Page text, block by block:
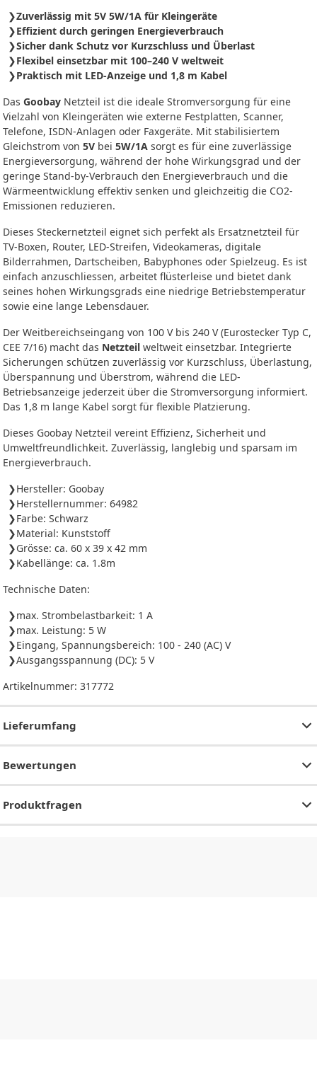
Zuverlässig mit 5V 5W/1A für Kleingeräte
Effizient durch geringen Energieverbrauch
Sicher dank Schutz vor Kurzschluss und Überlast
Flexibel einsetzbar mit 100–240 V weltweit
Praktisch mit LED-Anzeige und 1,8 m Kabel
Das Goobay Netzteil ist die ideale Stromversorgung für eine
Vielzahl von Kleingeräten wie externe Festplatten, Scanner,
Telefone, ISDN-Anlagen oder Faxgeräte. Mit stabilisiertem
Gleichstrom von 5V bei 5W/1A sorgt es für eine zuverlässige
Energieversorgung, während der hohe Wirkungsgrad und der
geringe Stand-by-Verbrauch den Energieverbrauch und die
Wärmeentwicklung effektiv senken und gleichzeitig die CO2-
Emissionen reduzieren.
Dieses Steckernetzteil eignet sich perfekt als Ersatznetzteil für
TV-Boxen, Router, LED-Streifen, Videokameras, digitale
Bilderrahmen, Dartscheiben, Babyphones oder Spielzeug. Es ist
einfach anzuschliessen, arbeitet flüsterleise und bietet dank
seines hohen Wirkungsgrads eine niedrige Betriebstemperatur
sowie eine lange Lebensdauer.
Der Weitbereichseingang von 100 V bis 240 V (Eurostecker Typ C,
CEE 7/16) macht das Netzteil weltweit einsetzbar. Integrierte
Sicherungen schützen zuverlässig vor Kurzschluss, Überlastung,
Überspannung und Überstrom, während die LED-
Betriebsanzeige jederzeit über die Stromversorgung informiert.
Das 1,8 m lange Kabel sorgt für flexible Platzierung.
Dieses Goobay Netzteil vereint Effizienz, Sicherheit und
Umweltfreundlichkeit. Zuverlässig, langlebig und sparsam im
Energieverbrauch.
Hersteller: Goobay
Herstellernummer: 64982
Farbe: Schwarz
Material: Kunststoff
Grösse: ca. 60 x 39 x 42 mm
Kabellänge: ca. 1.8m
Technische Daten:
max. Strombelastbarkeit: 1 A
max. Leistung: 5 W
Eingang, Spannungsbereich: 100 - 240 (AC) V
Ausgangsspannung (DC): 5 V
Artikelnummer: 317772
Lieferumfang
Bewertungen
Produktfragen